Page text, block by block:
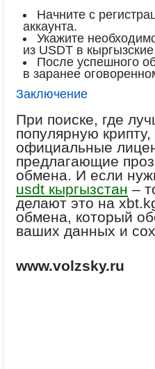
Начните с
аккаунта.
Укажите
из USDT в
После успешного
в заранее
Заключение
При поиске, где
популярную
официальные
предлагающие
обмена. И если
usdt кыргызстан –
делают это на
обмена, который
ваших данных и
www.volzsky.ru